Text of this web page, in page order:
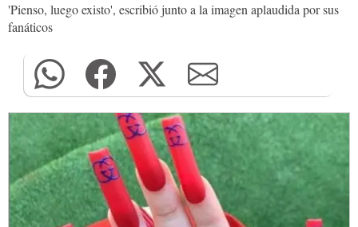
'Pienso, luego existo', escribió junto a la imagen aplaudida por sus
fanáticos